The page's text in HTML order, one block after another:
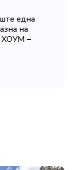
една
на
–